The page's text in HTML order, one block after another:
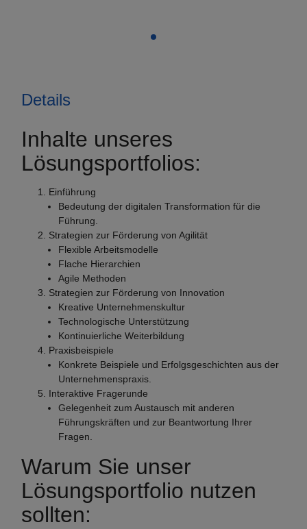
Details
Inhalte unseres
Lösungsportfolios:
Einführung
Bedeutung der digitalen Transformation für die
Führung.
Strategien zur Förderung von Agilität
Flexible Arbeitsmodelle
Flache Hierarchien
Agile Methoden
Strategien zur Förderung von Innovation
Kreative Unternehmenskultur
Technologische Unterstützung
Kontinuierliche Weiterbildung
Praxisbeispiele
Konkrete Beispiele und Erfolgsgeschichten aus der
Unternehmenspraxis.
Interaktive Fragerunde
Gelegenheit zum Austausch mit anderen
Führungskräften und zur Beantwortung Ihrer
Fragen.
Warum Sie unser
Lösungsportfolio nutzen
sollten: